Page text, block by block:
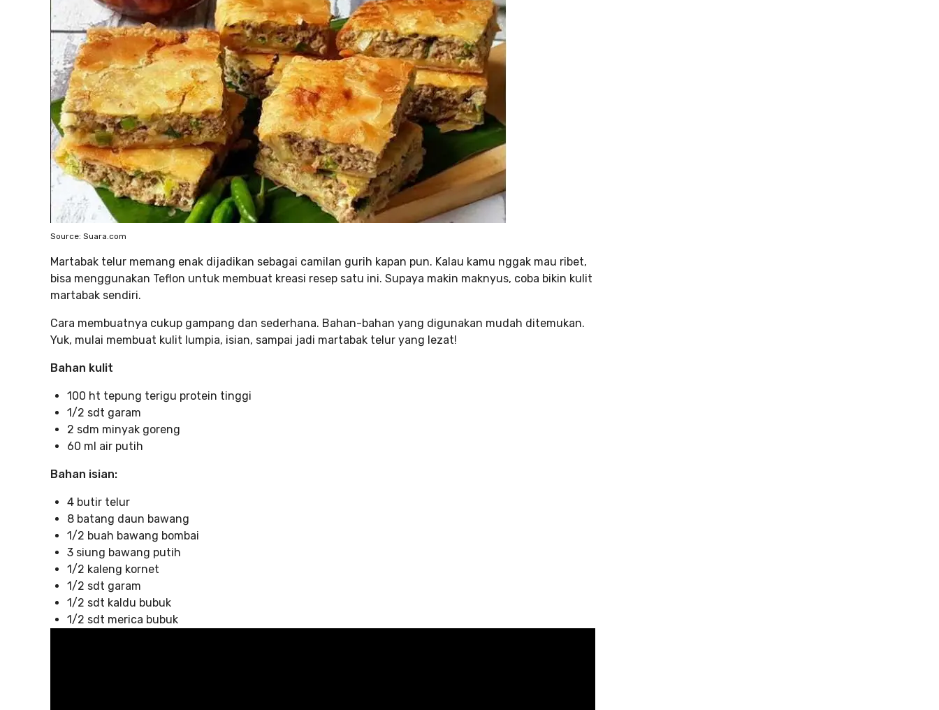
Source: Suara.com
Martabak telur memang enak dijadikan sebagai camilan gurih kapan pun. Kalau kamu nggak mau ribet,
bisa menggunakan Teflon untuk membuat kreasi resep satu ini. Supaya makin maknyus, coba bikin kulit
martabak sendiri.
Cara membuatnya cukup gampang dan sederhana. Bahan-bahan yang digunakan mudah ditemukan.
Yuk, mulai membuat kulit lumpia, isian, sampai jadi martabak telur yang lezat!
Bahan kulit
100 ht tepung terigu protein tinggi
1/2 sdt garam
2 sdm minyak goreng
60 ml air putih
Bahan isian:
4 butir telur
8 batang daun bawang
1/2 buah bawang bombai
3 siung bawang putih
1/2 kaleng kornet
1/2 sdt garam
1/2 sdt kaldu bubuk
1/2 sdt merica bubuk